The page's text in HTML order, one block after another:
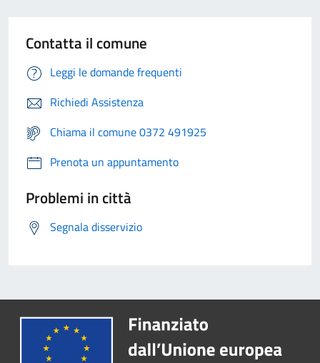
Contatta il comune
Leggi le domande frequenti
Richiedi Assistenza
Chiama il comune 0372 491925
Prenota un appuntamento
Problemi in città
Segnala disservizio